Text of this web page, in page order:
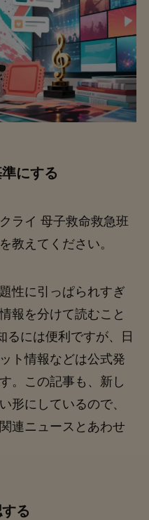
にする
ライ 母子救命救急班
教えてください。
性に引っぱられすぎ
報を分けて読むこと
るには便利ですが、日
ト情報などは公式発
。この記事も、新し
形にしているので、
連ニュースとあわせ
る